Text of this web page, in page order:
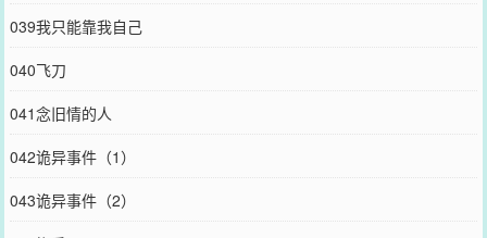
039我只能靠我自己
040飞刀
041念旧情的人
042诡异事件（1）
043诡异事件（2）